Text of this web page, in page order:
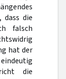
die
falsch
hat der
die